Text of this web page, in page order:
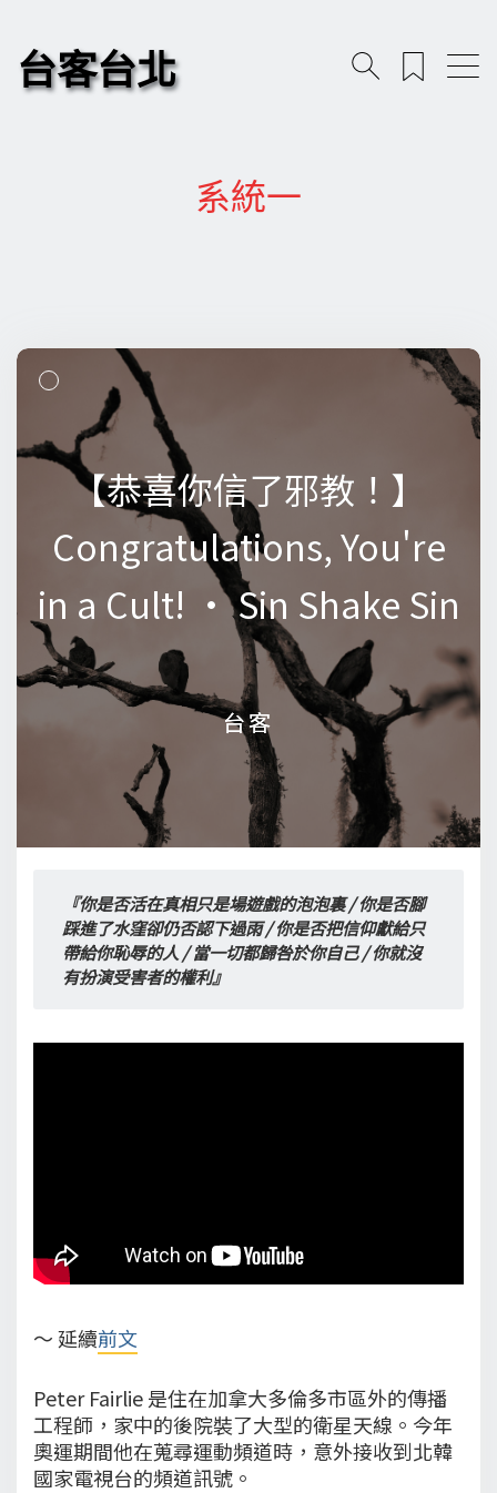
台客台北
系統一
【恭喜你信了邪教！】
Congratulations, You're
in a Cult! • Sin Shake Sin
台客
【恭喜你信了邪教！】
Congratulations, You're
in a Cult! • Sin Shake Sin
台客
『你是否活在真相只是場遊戲的泡泡裏 / 你是否腳
踩進了水窪卻仍否認下過雨 / 你是否把信仰獻給只
帶給你恥辱的人 / 當一切都歸咎於你自己 / 你就沒
有扮演受害者的權利』
～ 延續前文
Peter Fairlie 是住在加拿大多倫多市區外的傳播
工程師，家中的後院裝了大型的衛星天線。今年
奧運期間他在蒐尋運動頻道時，意外接收到北韓
國家電視台的頻道訊號。